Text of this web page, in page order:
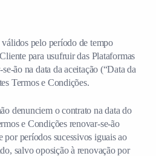
válidos pelo período de tempo
para usufruir das Plataformas
ão na data da aceitação (“Data da
Termos e Condições.
denunciem o contrato na data do
e Condições renovar-se-ão
por períodos sucessivos iguais ao
salvo oposição à renovação por